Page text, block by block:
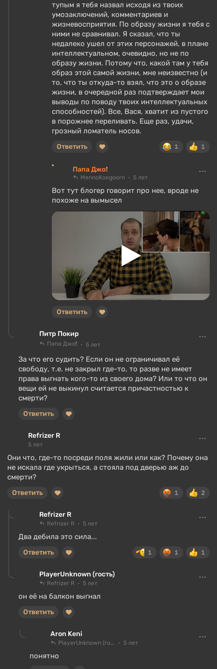
тупым я тебя назвал исходя из твоих
умозаключений, комментариев и
жизневосприятия. По образу жизни я тебя с
ними не сравнивал. Я сказал, что ты
недалеко ушел от этих персонажей, в плане
интеллектуальном, очевидно, но не по
образу жизни. Потому что, какой там у тебя
образ этой самой жизни, мне неизвестно (и
то, что ты откуда-то взял, что это о образе
жизни, в очередной раз подтверждает мои
выводы по поводу твоих интеллектуальных
способностей). Все, Вася, хватит из пустого
в порожнее переливать. Еще раз, удачи,
грозный ломатель носов.
1 1
Ответить
Папа Джо❗
MennoKoegoorn 5 лет
Вот тут блогер говорит про нее, вроде не
похоже на вымысел
Ответить
Питр Покир
Папа Джо❗ 5 лет
За что его судить? Если он не ограничивал её
свободу, т.е. не закрыл где-то, то разве не имеет
права выгнать кого-то из своего дома? Или то что он
вещи ей не выкинул считается причастностью к
смерти?
Ответить
Refrizer R
5 лет
Они что, где-то посреди поля жили или как? Почему она
не искала где укрыться, а стояла под дверью аж до
смерти?
1 2
Ответить
Refrizer R
Refrizer R 5 лет
Два дебила это сила...
1 1 1
Ответить
PlayerUnknown (гость)
Refrizer R 5 лет
он её на балкон выгнал
Ответить
Aron Keni
PlayerUnknown (гость) 5 лет
понятно